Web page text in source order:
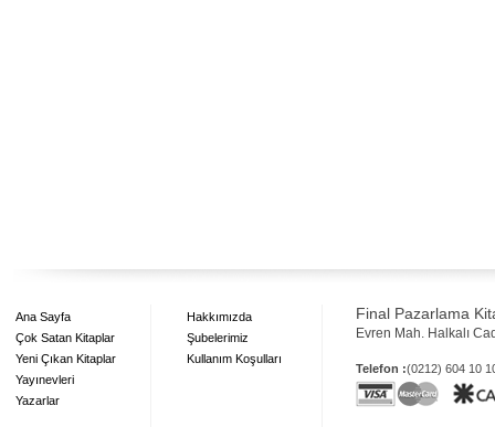
Ana Sayfa
Çok Satan Kitaplar
Yeni Çıkan Kitaplar
Yayınevleri
Yazarlar
Hakkımızda
Şubelerimiz
Kullanım Koşulları
Final Pazarlama
Evren Mah. Halkalı
Telefon :(0212) 604 10